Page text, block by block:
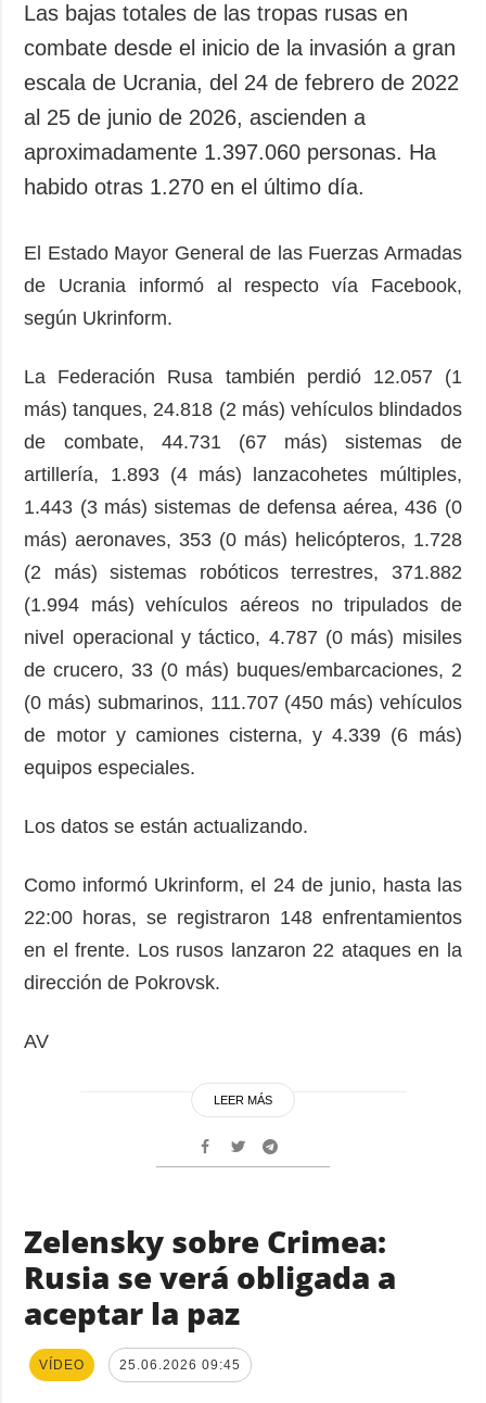
Las bajas totales de las tropas rusas en
combate desde el inicio de la invasión a gran
escala de Ucrania, del 24 de febrero de 2022
al 25 de junio de 2026, ascienden a
aproximadamente 1.397.060 personas. Ha
habido otras 1.270 en el último día.
El Estado Mayor General de las Fuerzas Armadas
de Ucrania informó al respecto vía Facebook,
según Ukrinform.
La Federación Rusa también perdió 12.057 (1
más) tanques, 24.818 (2 más) vehículos blindados
de combate, 44.731 (67 más) sistemas de
artillería, 1.893 (4 más) lanzacohetes múltiples,
1.443 (3 más) sistemas de defensa aérea, 436 (0
más) aeronaves, 353 (0 más) helicópteros, 1.728
(2 más) sistemas robóticos terrestres, 371.882
(1.994 más) vehículos aéreos no tripulados de
nivel operacional y táctico, 4.787 (0 más) misiles
de crucero, 33 (0 más) buques/embarcaciones, 2
(0 más) submarinos, 111.707 (450 más) vehículos
de motor y camiones cisterna, y 4.339 (6 más)
equipos especiales.
Los datos se están actualizando.
Como informó Ukrinform, el 24 de junio, hasta las
22:00 horas, se registraron 148 enfrentamientos
en el frente. Los rusos lanzaron 22 ataques en la
dirección de Pokrovsk.
AV
LEER MÁS
Zelensky sobre Crimea:
Rusia se verá obligada a
aceptar la paz
VÍDEO 25.06.2026 09:45